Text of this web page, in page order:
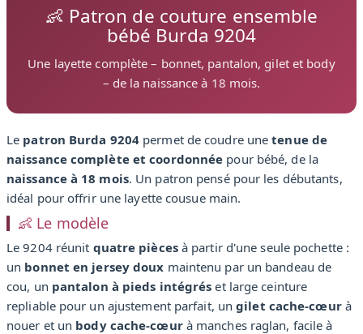
👶 Patron de couture ensemble
bébé Burda 9204
Une layette complète – bonnet, pantalon, gilet et body
– de la naissance à 18 mois.
Le patron Burda 9204 permet de coudre unetenue de
naissance complète et coordonnée pour bébé, de la
naissance à 18 mois. Un patron pensé pour les débutants,
idéal pour offrir une layette cousue main.
👶 Le modèle
Le 9204 réunit quatre piècesà partir d'une seule pochette :
un bonnet en jersey doux maintenu par un bandeau de
cou, un pantalon à pieds intégrés et large ceinture
repliable pour un ajustement parfait, ungilet cache-cœurà
nouer et un body cache-cœurà manches raglan, facile à